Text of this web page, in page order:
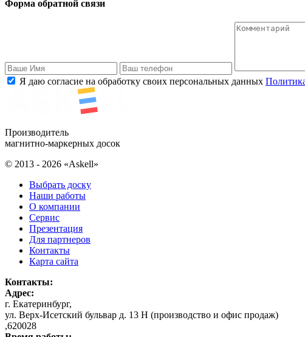
Форма обратной связи
Я даю согласие на обработку своих персональных данных
Производитель
магнитно-маркерных досок
© 2013 - 2026 «Askell»
Выбрать доску
Наши работы
О компании
Сервис
Презентация
Для партнеров
Контакты
Карта сайта
Контакты:
Адрес:
г. Екатеринбург,
ул. Верх-Исетский бульвар д. 13 Н (производство и офис продаж)
,620028